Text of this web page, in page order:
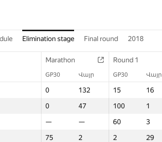
Elimination stage Final round 2018
Marathon Round 1
GP30 Վայր GP30 Վայր
0 132 15 16
0 47 100 1
— — 60 3
75 2 2 29